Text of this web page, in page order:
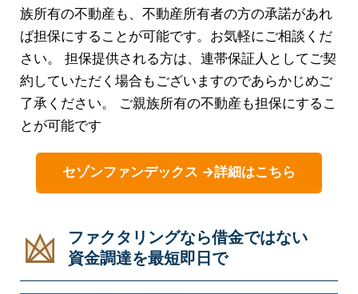
族所有の不動産も、不動産所有者の方の承諾があれ
ば担保にすることが可能です。お気軽にご相談くだ
さい。 担保提供される方は、連帯保証人としてご契
約していただく場合もございますのであらかじめご
了承ください。 ご親族所有の不動産も担保にするこ
とが可能です
セゾンファンデックス →詳細はこちら
ファクタリングなら借金ではない
資金調達を最短即日で